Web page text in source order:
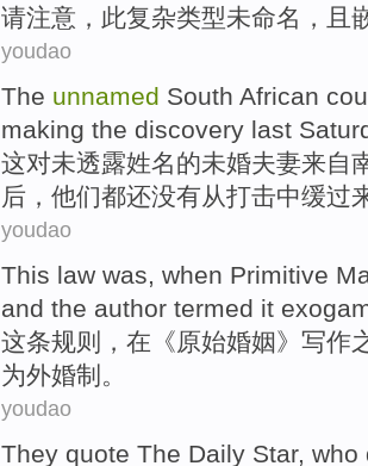
请注意 ， 此复杂类型未命名， 且
youdao
The unnamed South African
making the discovery last
这对未透露姓名的未婚夫妻来自
后 ，他们都还没有从打击中缓过
youdao
This law was, when Primitive
and the author termed it
这条规则 ，在《原始婚姻》 写作
为外婚制 。
youdao
They quote The Daily Star, who